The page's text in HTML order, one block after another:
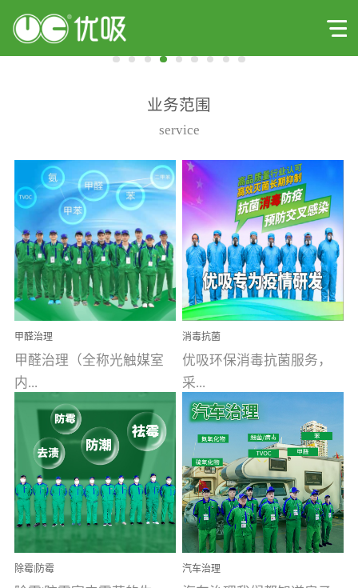
业务范围
service
甲醛治理
甲醛治理（全称光触媒室
内...
空气污染净化治理）工业
文明的进步，创造了多姿
多彩的家居产品和生活情
调，但也带来了以甲醛为
首的室内...
消毒抗菌
优吸环保消毒抗菌服务，
采...
用行业公认奥维牌消毒
液，具备杀死人体冠状病
毒的功效，杀菌率
99.99%。相对于传统消毒
液来说，无...
除霉|防霉 汽车治理